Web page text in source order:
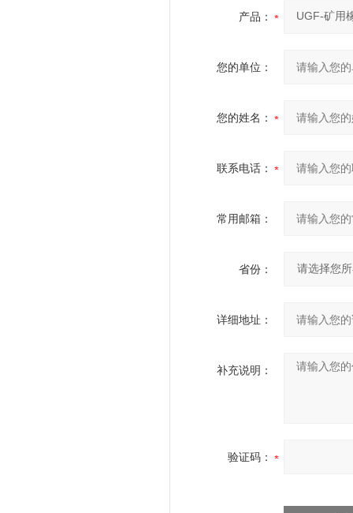
产品：
您的单位：
您的姓名：
联系电话：
常用邮箱：
省份：
详细地址：
补充说明：
验证码：